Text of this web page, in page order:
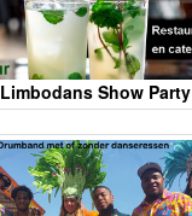
Limbodans Show Party